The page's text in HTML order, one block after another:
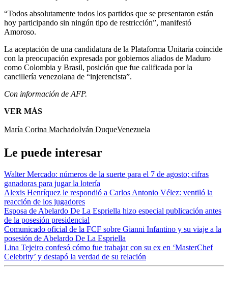
“Todos absolutamente todos los partidos que se presentaron están
hoy participando sin ningún tipo de restricción”, manifestó
Amoroso.
La aceptación de una candidatura de la Plataforma Unitaria coincide
con la preocupación expresada por gobiernos aliados de Maduro
como Colombia y Brasil, posición que fue calificada por la
cancillería venezolana de “injerencista”.
Con información de AFP.
VER MÁS
María Corina MachadoIván DuqueVenezuela
Le puede interesar
Walter Mercado: números de la suerte para el 7 de agosto; cifras
ganadoras para jugar la lotería
Alexis Henríquez le respondió a Carlos Antonio Vélez: ventiló la
reacción de los jugadores
Esposa de Abelardo De La Espriella hizo especial publicación antes
de la posesión presidencial
Comunicado oficial de la FCF sobre Gianni Infantino y su viaje a la
posesión de Abelardo De La Espriella
Lina Tejeiro confesó cómo fue trabajar con su ex en ‘MasterChef
Celebrity’ y destapó la verdad de su relación